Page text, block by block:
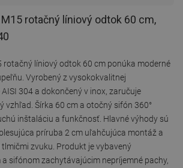
M15 rotačný líniový odtok 60 cm,
rotačný líniový odtok 60 cm ponúka moderné
Vyrobený z vysokokvalitnej
304 a dokončený v inox, zaručuje
vzhľad. Šírka 60 cm a otočný sifón 360°
inštaláciu a funkčnosť. Hlavné výhody sú
príruba 2 cm uľahčujúca montáž a
zvuku. Produkt je vybavený
sifónom zachytávajúcim nepríjemné pachy,